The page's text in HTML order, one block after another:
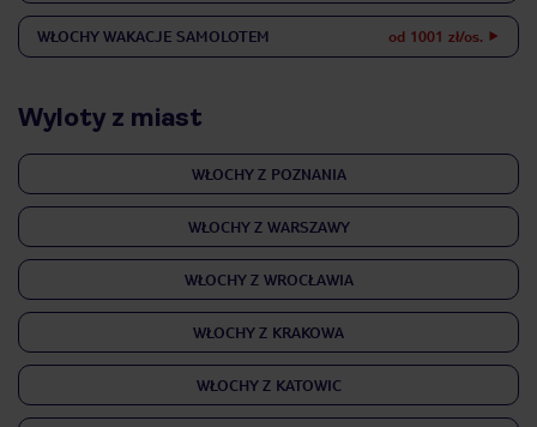
WŁOCHY WAKACJE SAMOLOTEM od 1001 zł/os.
Wyloty z miast
WŁOCHY Z POZNANIA
WŁOCHY Z WARSZAWY
WŁOCHY Z WROCŁAWIA
WŁOCHY Z KRAKOWA
WŁOCHY Z KATOWIC